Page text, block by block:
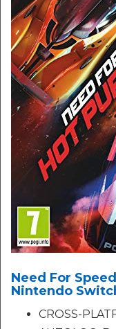
Need For
Nintendo
CROSS-